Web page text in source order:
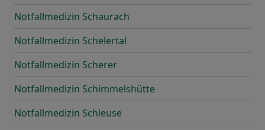
Notfallmedizin Schaurach
Notfallmedizin Schelertal
Notfallmedizin Scherer
Notfallmedizin Schimmelshütte
Notfallmedizin Schleuse